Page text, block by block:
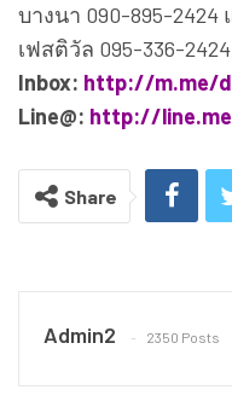
บางนา 090-895-
เฟสติวัล 095-336-
Inbox: http://m.me/
Line@: http://
Share
Admin2 2350 Posts